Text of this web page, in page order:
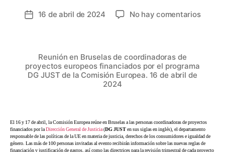
16 de abril de 2024 No hay comentarios
Reunión en Bruselas de coordinadoras de
proyectos europeos financiados por el programa
DG JUST de la Comisión Europea. 16 de abril de
2024
El 16 y 17 de abril, la Comisión Europea reúne en Bruselas a las personas coordinadoras de proyectos
financiados por laDirección General de Justicia(DG JUSTen sus siglas en inglés), el departamento
responsable de las políticas de la UE en materia de justicia, derechos de los consumidores e igualdad de
género. Las más de 100 personas invitadas al evento recibirán información sobre las nuevas reglas de
financiación y justificación de gastos, así como las directrices para la revisión trimestral de cada proyecto